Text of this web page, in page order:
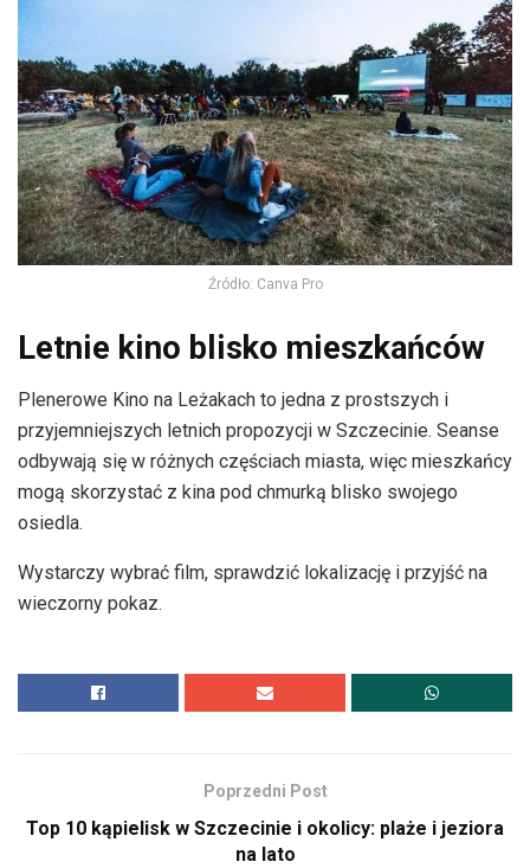
Źródło: Canva Pro
Letnie kino blisko mieszkańców
Plenerowe Kino na Leżakach to jedna z prostszych i
przyjemniejszych letnich propozycji w Szczecinie. Seanse
odbywają się w różnych częściach miasta, więc mieszkańcy
mogą skorzystać z kina pod chmurką blisko swojego
osiedla.
Wystarczy wybrać film, sprawdzić lokalizację i przyjść na
wieczorny pokaz.
Poprzedni Post
Top 10 kąpielisk w Szczecinie i okolicy: plaże i jeziora
na lato